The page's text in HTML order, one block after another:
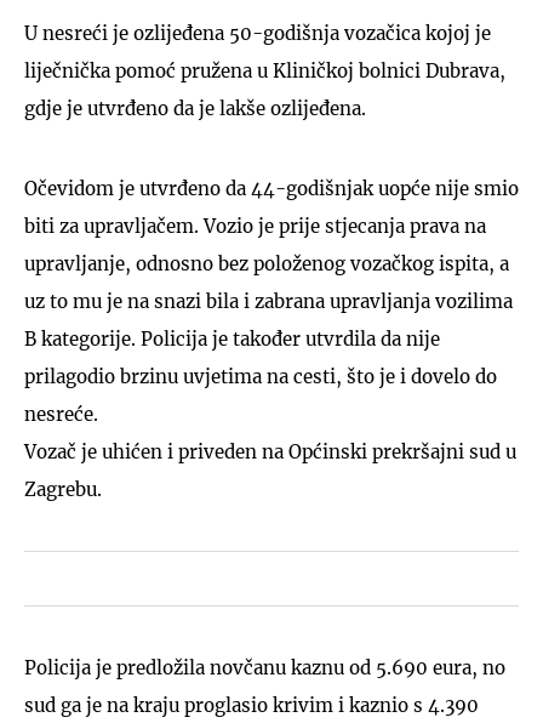
U nesreći je ozlijeđena 50-godišnja vozačica kojoj je
liječnička pomoć pružena u Kliničkoj bolnici Dubrava,
gdje je utvrđeno da je lakše ozlijeđena.
Očevidom je utvrđeno da 44-godišnjak uopće nije smio
biti za upravljačem. Vozio je prije stjecanja prava na
upravljanje, odnosno bez položenog vozačkog ispita, a
uz to mu je na snazi bila i zabrana upravljanja vozilima
B kategorije. Policija je također utvrdila da nije
prilagodio brzinu uvjetima na cesti, što je i dovelo do
nesreće.
Vozač je uhićen i priveden na Općinski prekršajni sud u
Zagrebu.
Policija je predložila novčanu kaznu od 5.690 eura, no
sud ga je na kraju proglasio krivim i kaznio s 4.390